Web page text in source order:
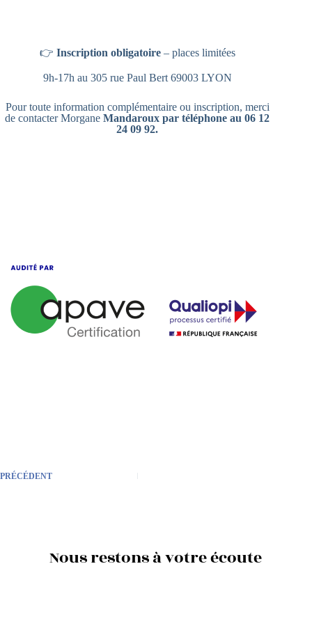
👉 Inscription obligatoire– places limitées
9h-17h au 305 rue Paul Bert 69003 LYON
Pour toute information complémentaire ou inscription, merci
de contacter Morgane Mandaroux par téléphone au 06 12
24 09 92.
PRÉCÉDENT
Nous restons à votre écoute